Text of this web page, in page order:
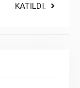
KATILDI.